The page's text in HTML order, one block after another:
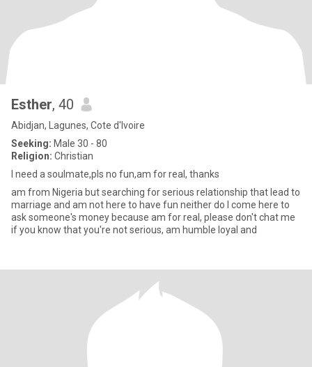
Esther, 40
Abidjan, Lagunes, Cote d'Ivoire
Seeking: Male 30 - 80
Religion: Christian
I need a soulmate,pls no fun,am for real, thanks
am from Nigeria but searching for serious relationship that lead to
marriage and am not here to have fun neither do I come here to
ask someone's money because am for real, please don't chat me
if you know that you're not serious, am humble loyal and